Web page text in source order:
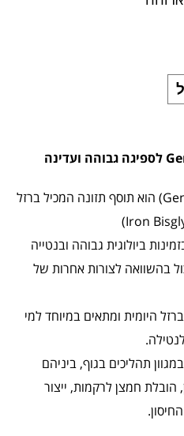
ברזל עדין של סולגאר (Gentle Iron) הוא תוסף תזונה המכיל ברזל
ביולוגית גבוהה ובנטייה
בהשוואה לצורות אחרות של
היומית ומתאים במיוחד למי
תהליכים בגוף, ביניהם
הובלת חמצן לרקמות, ייצור